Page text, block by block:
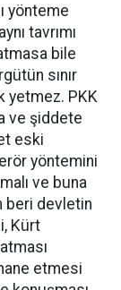
yönteme
tavrımı
bile
sınır
yetmez. PKK
ve şiddete
eski
yöntemini
ve buna
beri devletin
Kürt
etmesi